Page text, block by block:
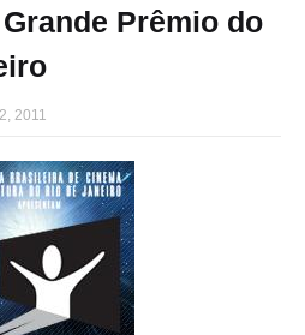
Prêmio do
2011